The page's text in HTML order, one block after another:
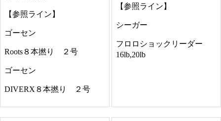
【参照ライン】
ゴーセン
Roots８本撚り ２号
ゴーセン
DIVERX８本撚り ２号
【参照ライン】
シーガー
フロロショックリーダー
16lb,20lb